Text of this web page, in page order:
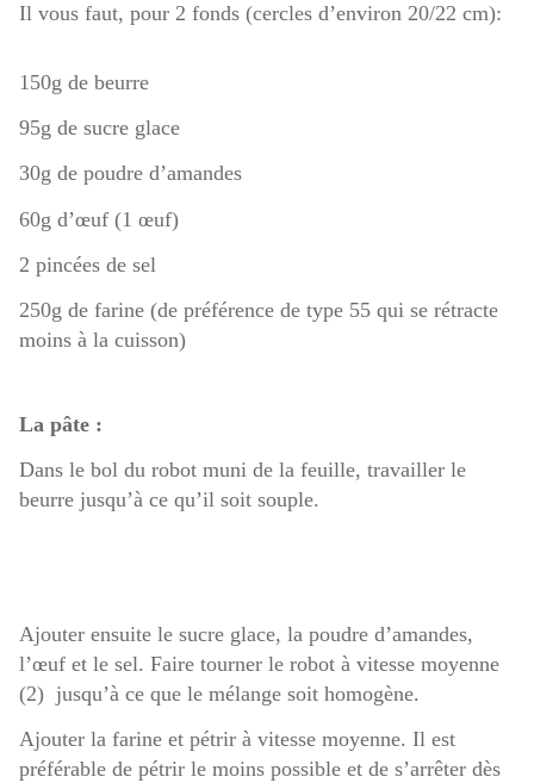
Il vous faut, pour 2 fonds (cercles d’environ 20/22 cm):
150g de beurre
95g de sucre glace
30g de poudre d’amandes
60g d’œuf (1 œuf)
2 pincées de sel
250g de farine (de préférence de type 55 qui se rétracte
moins à la cuisson)
La pâte :
Dans le bol du robot muni de la feuille, travailler le
beurre jusqu’à ce qu’il soit souple.
Ajouter ensuite le sucre glace, la poudre d’amandes,
l’œuf et le sel. Faire tourner le robot à vitesse moyenne
(2) jusqu’à ce que le mélange soit homogène.
Ajouter la farine et pétrir à vitesse moyenne. Il est
préférable de pétrir le moins possible et de s’arrêter dès